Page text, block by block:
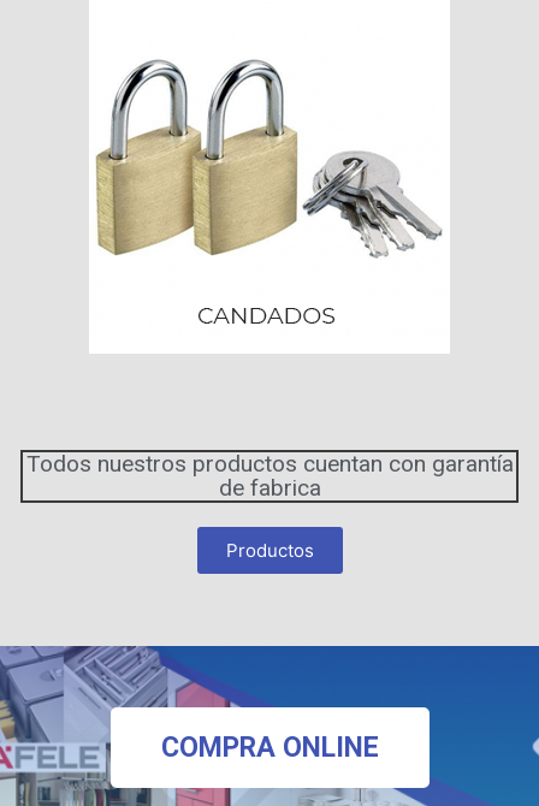
Todos nuestros productos cuentan con garantía
de fabrica
Productos
COMPRA ONLINE